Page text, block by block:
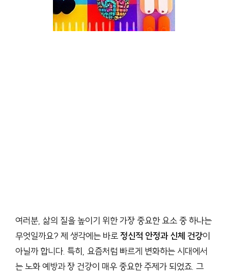
여러분, 삶의 질을 높이기 위한 가장 중요한 요소 중 하나는
무엇일까요? 제 생각에는 바로 정신적 안정과 신체 건강이
아닐까 합니다. 특히, 요즘처럼 빠르게 변화하는 시대에서
는 노화 예방과 장 건강이 매우 중요한 주제가 되었죠. 그